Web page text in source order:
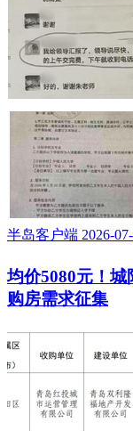
半岛客户端 2026-
均价5080元！
购房需求征集